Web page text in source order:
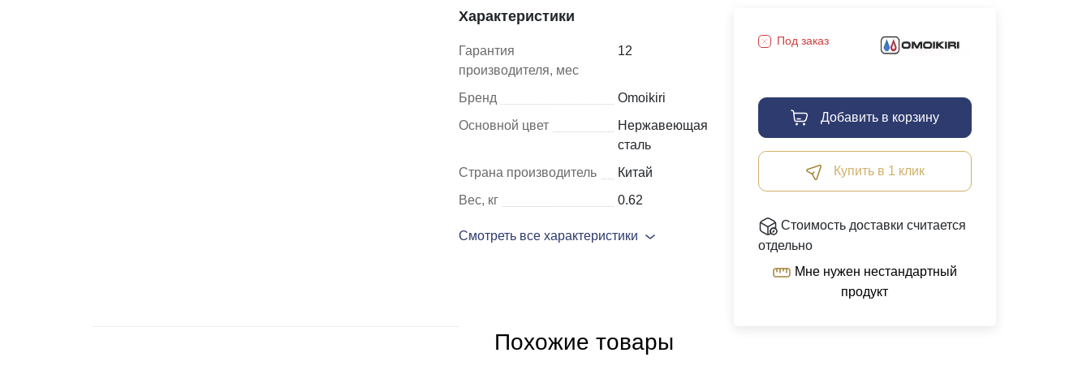
Шкафы и
стеллажи
Витрины
Шкафы
гостиной
Характеристики
Гарантия
производителя, мес
12
Бренд
Omoikiri
Основной цвет
Нержавеющая
сталь
Страна производитель
Китай
Вес, кг
0.62
Смотреть все характеристики
Под заказ
Добавить в корзину
Купить в 1 клик
Стоимость доставки считается
отдельно
продукт
Похожие товары